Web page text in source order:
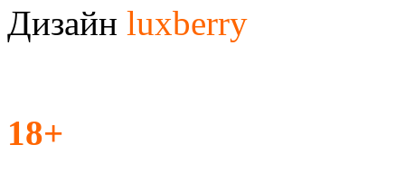
Дизайн luxberry
18+